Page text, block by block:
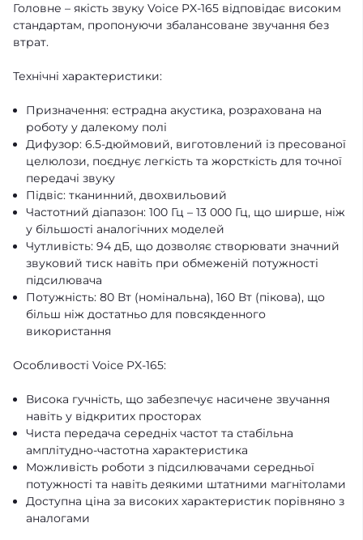
Головне – якість звуку Voice PX-165 відповідає високим
стандартам, пропонуючи збалансоване звучання без
втрат.
Технічні характеристики:
Призначення: естрадна акустика, розрахована на
роботу у далекому полі
Дифузор: 6.5-дюймовий, виготовлений із пресованої
целюлози, поєднує легкість та жорсткість для точної
передачі звуку
Підвіс: тканинний, двохвильовий
Частотний діапазон: 100 Гц – 13 000 Гц, що ширше, ніж
у більшості аналогічних моделей
Чутливість: 94 дБ, що дозволяє створювати значний
звуковий тиск навіть при обмеженій потужності
підсилювача
Потужність: 80 Вт (номінальна), 160 Вт (пікова), що
більш ніж достатньо для повсякденного
використання
Особливості Voice PX-165:
Висока гучність, що забезпечує насичене звучання
навіть у відкритих просторах
Чиста передача середніх частот та стабільна
амплітудно-частотна характеристика
Можливість роботи з підсилювачами середньої
потужності та навіть деякими штатними магнітолами
Доступна ціна за високих характеристик порівняно з
аналогами